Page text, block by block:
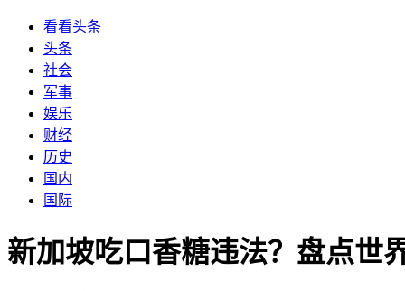
看看头条
头条
社会
军事
娱乐
财经
历史
国内
国际
新加坡吃口香糖违法？盘点世